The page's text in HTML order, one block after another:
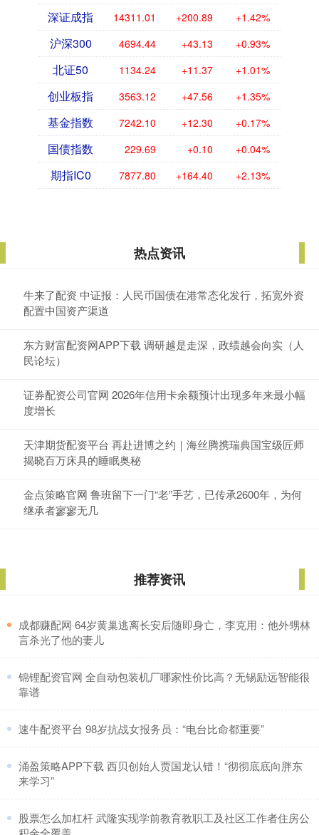
深证成指 14311.01 +200.89 +1.42%
沪深300 4694.44 +43.13 +0.93%
北证50 1134.24 +11.37 +1.01%
创业板指 3563.12 +47.56 +1.35%
基金指数 7242.10 +12.30 +0.17%
国债指数 229.69 +0.10 +0.04%
期指IC0 7877.80 +164.40 +2.13%
热点资讯
牛来了配资 中证报：人民币国债在港常态化发行，拓宽外资
配置中国资产渠道
东方财富配资网APP下载 调研越是走深，政绩越会向实（人
民论坛）
证券配资公司官网 2026年信用卡余额预计出现多年来最小幅
度增长
天津期货配资平台 再赴进博之约｜海丝腾携瑞典国宝级匠师
揭晓百万床具的睡眠奥秘
金点策略官网 鲁班留下一门“老”手艺，已传承2600年，为何
继承者寥寥无几
推荐资讯
​成都赚配网 64岁黄巢逃离长安后随即身亡，李克用：他外甥林
言杀光了他的妻儿
​锦锂配资官网 全自动包装机厂哪家性价比高？无锡励远智能很
靠谱
​速牛配资平台 98岁抗战女报务员：“电台比命都重要”
​涌盈策略APP下载 西贝创始人贾国龙认错！“彻彻底底向胖东
来学习”
​股票怎么加杠杆 武隆实现学前教育教职工及社区工作者住房公